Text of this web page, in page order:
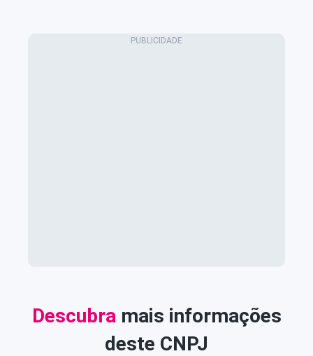
Descubramais informações
deste CNPJ